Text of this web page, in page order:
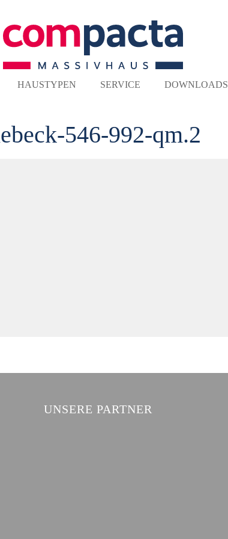
HAUSTYPEN SERVICE DOWNLOADS
546-992-qm.2
UNSERE PARTNER